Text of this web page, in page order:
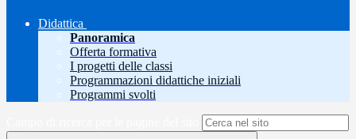
Didattica
Panoramica
Offerta formativa
I progetti delle classi
Programmazioni didattiche iniziali
Programmi svolti